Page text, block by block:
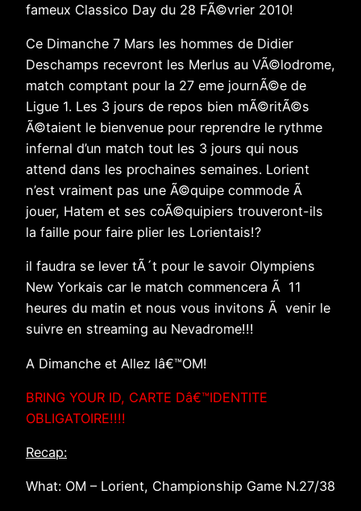
fameux Classico Day du 28 FÃ©vrier 2010!
Ce Dimanche 7 Mars les hommes de Didier
Deschamps recevront les Merlus au VÃ©lodrome,
match comptant pour la 27 eme journÃ©e de
Ligue 1. Les 3 jours de repos bien mÃ©ritÃ©s
Ã©taient le bienvenue pour reprendre le rythme
infernal d’un match tout les 3 jours qui nous
attend dans les prochaines semaines. Lorient
n’est vraiment pas une Ã©quipe commode Ã
jouer, Hatem et ses coÃ©quipiers trouveront-ils
la faille pour faire plier les Lorientais!?
il faudra se lever tÃ´t pour le savoir Olympiens
New Yorkais car le match commencera Ã 11
heures du matin et nous vous invitons Ã venir le
suivre en streaming au Nevadrome!!!
A Dimanche et Allez lâ€™OM!
BRING YOUR ID, CARTE Dâ€™IDENTITE
OBLIGATOIRE!!!!
Recap:
What: OM – Lorient, Championship Game N.27/38